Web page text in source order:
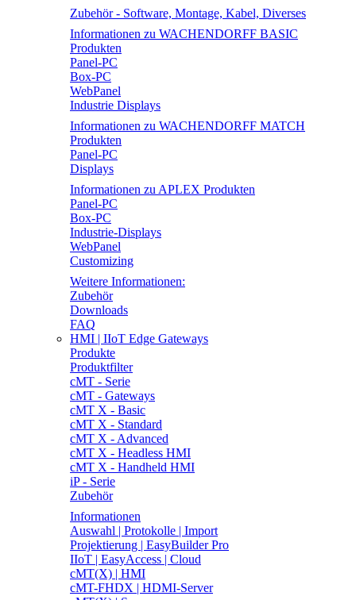
Zubehör - Software, Montage, Kabel, Diverses
Informationen zu WACHENDORFF BASIC
Produkten
Panel-PC
Box-PC
WebPanel
Industrie Displays
Informationen zu WACHENDORFF MATCH
Produkten
Panel-PC
Displays
Informationen zu APLEX Produkten
Panel-PC
Box-PC
Industrie-Displays
WebPanel
Customizing
Weitere Informationen:
Zubehör
Downloads
FAQ
HMI | IIoT Edge Gateways
Produkte
Produktfilter
cMT - Serie
cMT - Gateways
cMT X - Basic
cMT X - Standard
cMT X - Advanced
cMT X - Headless HMI
cMT X - Handheld HMI
iP - Serie
Zubehör
Informationen
Auswahl | Protokolle | Import
Projektierung | EasyBuilder Pro
IIoT | EasyAccess | Cloud
cMT(X) | HMI
cMT-FHDX | HDMI-Server